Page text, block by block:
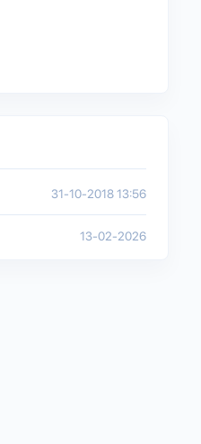
31-10-2018 13:56
13-02-2026